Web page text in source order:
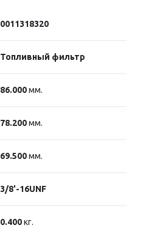
0011318320
Топливный фильтр
86.000мм.
78.200мм.
69.500мм.
3/8'-16UNF
0.400кг.